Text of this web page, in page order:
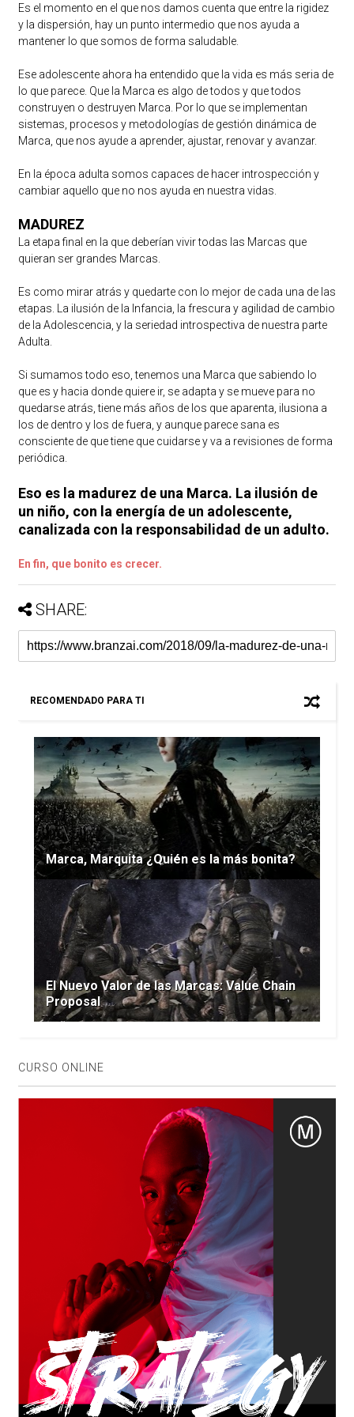
Es el momento en el que nos damos cuenta que entre la rigidez
y la dispersión, hay un punto intermedio que nos ayuda a
mantener lo que somos de forma saludable.
Ese adolescente ahora ha entendido que la vida es más seria de
lo que parece. Que la Marca es algo de todos y que todos
construyen o destruyen Marca. Por lo que se implementan
sistemas, procesos y metodologías de gestión dinámica de
Marca, que nos ayude a aprender, ajustar, renovar y avanzar.
En la época adulta somos capaces de hacer introspección y
cambiar aquello que no nos ayuda en nuestra vidas.
MADUREZ
La etapa final en la que deberían vivir todas las Marcas que
quieran ser grandes Marcas.
Es como mirar atrás y quedarte con lo mejor de cada una de las
etapas. La ilusión de la Infancia, la frescura y agilidad de cambio
de la Adolescencia, y la seriedad introspectiva de nuestra parte
Adulta.
Si sumamos todo eso, tenemos una Marca que sabiendo lo
que es y hacia donde quiere ir, se adapta y se mueve para no
quedarse atrás, tiene más años de los que aparenta, ilusiona a
los de dentro y los de fuera, y aunque parece sana es
consciente de que tiene que cuidarse y va a revisiones de forma
periódica.
Eso es la madurez de una Marca. La ilusión de
un niño, con la energía de un adolescente,
canalizada con la responsabilidad de un adulto.
En fin, que bonito es crecer.
SHARE:
RECOMENDADO PARA TI
Marca, Marquita ¿Quién es la más bonita?
El Nuevo Valor de las Marcas: Value Chain
Proposal
CURSO ONLINE